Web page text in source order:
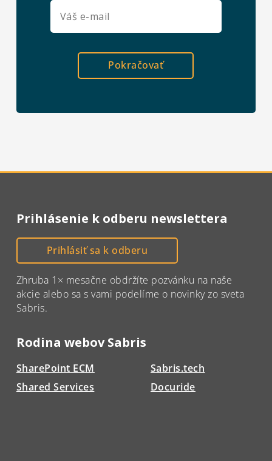
Pokračovať
Prihlásenie k odberu newslettera
Prihlásiť sa k odberu
Zhruba 1× mesačne obdržíte pozvánku na naše
akcie alebo sa s vami podelíme o novinky zo sveta
Sabris.
Rodina webov Sabris
SharePoint ECM
Shared Services
Sabris.tech
Docuride